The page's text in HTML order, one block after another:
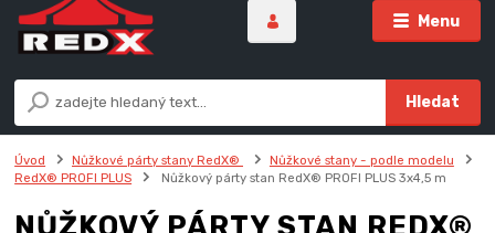
Menu
Hledat
Úvod Nůžkové párty stany RedX®
Nůžkové stany - podle modelu
RedX® PROFI PLUS
Nůžkový párty stan RedX® PROFI PLUS 3x4,5 m